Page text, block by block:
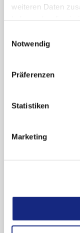
weiteren Daten
Cookies, wenn Sie
Notwendig
Präferenzen
Statistiken
Marketing
PDF-
„UAW-